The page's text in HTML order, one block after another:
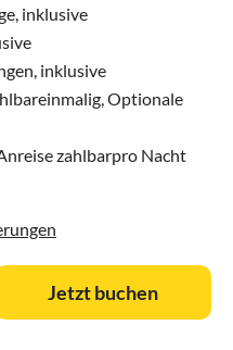
inklusive
inklusive
Optionale
zahlbarpro Nacht
Jetzt buchen